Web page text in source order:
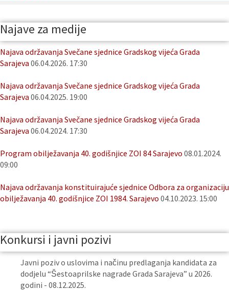
Najave za medije
Najava održavanja Svečane sjednice Gradskog vijeća Grada
Sarajeva 06.04.2026. 17:30
Najava održavanja Svečane sjednice Gradskog vijeća Grada
Sarajeva 06.04.2025. 19:00
Najava održavanja Svečane sjednice Gradskog vijeća Grada
Sarajeva 06.04.2024. 17:30
Program obilježavanja 40. godišnjice ZOI 84 Sarajevo 08.01.2024.
09:00
Najava održavanja konstituirajuće sjednice Odbora za organizaciju
obilježavanja 40. godišnjice ZOI 1984. Sarajevo 04.10.2023. 15:00
Konkursi i javni pozivi
Javni poziv o uslovima i načinu predlaganja kandidata za
dodjelu “Šestoaprilske nagrade Grada Sarajeva” u 2026.
godini - 08.12.2025.